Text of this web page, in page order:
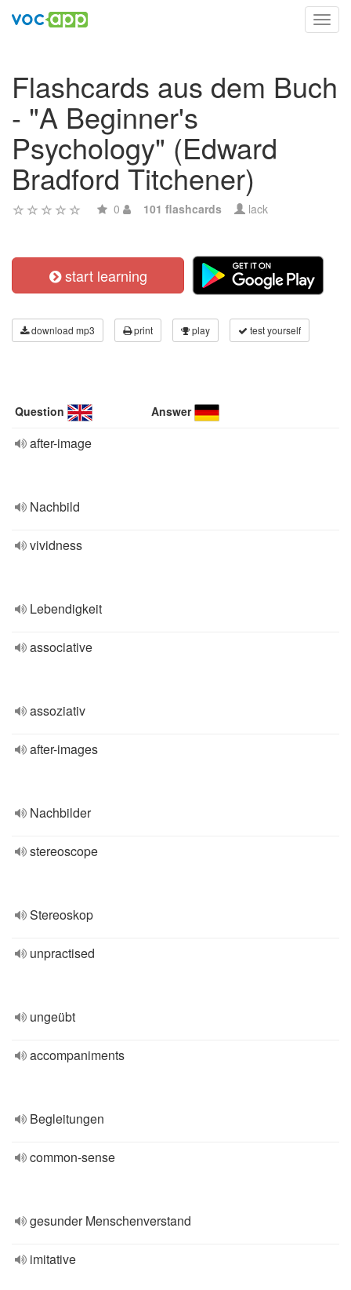
Flashcards aus dem Buch
- "A Beginner's
Psychology" (Edward
Bradford Titchener)
0 101 flashcards lack
start learning
download mp3 print play test yourself
Question Answer
after-image
Nachbild
vividness
Lebendigkeit
associative
assoziativ
after-images
Nachbilder
stereoscope
Stereoskop
unpractised
ungeübt
accompaniments
Begleitungen
common-sense
gesunder Menschenverstand
imitative